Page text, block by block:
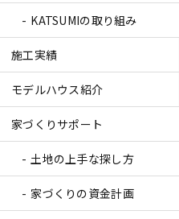
KATSUMIの取り組み
施工実績
モデルハウス紹介
家づくりサポート
土地の上手な探し方
家づくりの資金計画